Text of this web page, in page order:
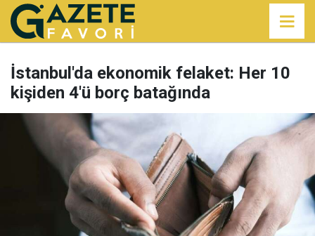
İstanbul'da ekonomik felaket: Her 10
kişiden 4'ü borç batağında